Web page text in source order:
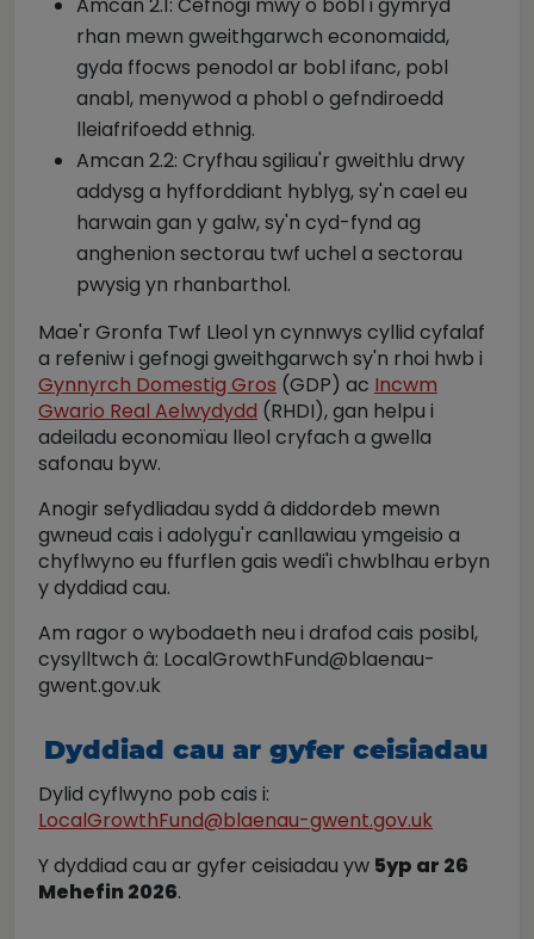
rhan mewn gweithgarwch economaidd,
gyda ffocws penodol ar bobl ifanc, pobl
anabl, menywod a phobl o gefndiroedd
lleiafrifoedd ethnig.
Amcan 2.2: Cryfhau sgiliau'r gweithlu drwy
addysg a hyfforddiant hyblyg, sy'n cael eu
harwain gan y galw, sy'n cyd-fynd ag
anghenion sectorau twf uchel a sectorau
pwysig yn rhanbarthol.
Mae'r Gronfa Twf Lleol yn cynnwys cyllid cyfalaf
a refeniw i gefnogi gweithgarwch sy'n rhoi hwb i
Gynnyrch Domestig Gros (GDP) ac Incwm
Gwario Real Aelwydydd (RHDI), gan helpu i
adeiladu economïau lleol cryfach a gwella
safonau byw.
Anogir sefydliadau sydd â diddordeb mewn
gwneud cais i adolygu'r canllawiau ymgeisio a
chyflwyno eu ffurflen gais wedi'i chwblhau erbyn
y dyddiad cau.
Am ragor o wybodaeth neu i drafod cais posibl,
cysylltwch â: LocalGrowthFund@blaenau-
gwent.gov.uk
Dyddiad cau ar gyfer ceisiadau
Dylid cyflwyno pob cais i:
LocalGrowthFund@blaenau-gwent.gov.uk
Y dyddiad cau ar gyfer ceisiadau yw 5yp ar 26
Mehefin 2026.